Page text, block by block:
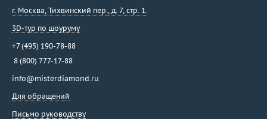
г. Москва Тихвинский пер., д. 7, стр. 1.
3D-тур по шоуруму
+7 (495) 190-78-88
8 (800) 777-17-88
info@misterdiamond.ru
Для обращений
Письмо руководству